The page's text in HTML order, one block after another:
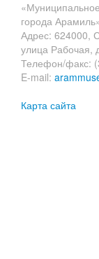
города
Адрес: 624000,
улица Рабочая,
Телефон/факс:
E-mail:
Карта сайта